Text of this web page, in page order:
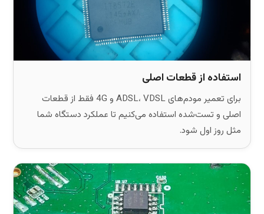
استفاده از قطعات اصلی
برای تعمیر مودم‌های ADSL، VDSL و 4G فقط از قطعات
اصلی و تست‌شده استفاده می‌کنیم تا عملکرد دستگاه شما
مثل روز اول شود.